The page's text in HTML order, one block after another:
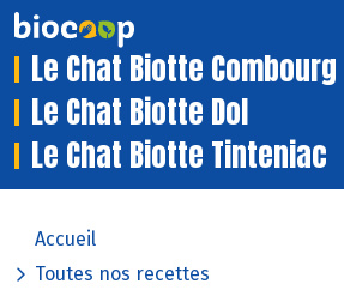
Le Chat Biotte Combourg
Le Chat Biotte Dol
Le Chat Biotte Tinteniac
Accueil
Toutes nos recettes